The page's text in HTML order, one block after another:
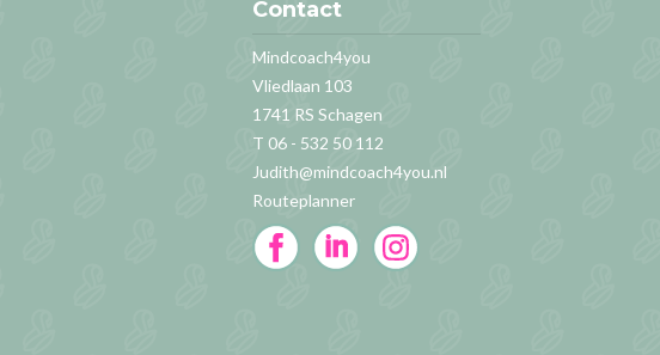
Contact
Mindcoach4you
Vliedlaan 103
1741 RS Schagen
T 06 - 532 50 112
Judith@mindcoach4you.nl
Routeplanner